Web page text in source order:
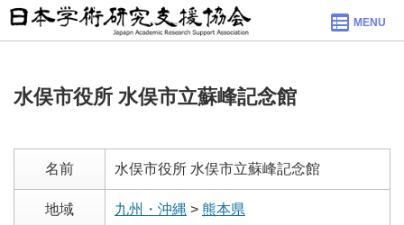
MENU
水俣市役所 水俣市立蘇峰記念館
名前 水俣市役所 水俣市立蘇峰記念館
地域 九州・沖縄 > 熊本県